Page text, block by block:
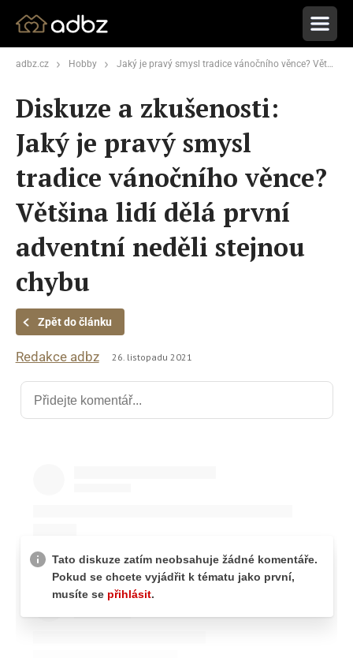
adbz.cz Hobby Jaký je pravý smysl tradice vánočního věnce? Většina lidí dělá první adventní neděli stejnou chybu
Diskuze a zkušenosti:
Jaký je pravý smysl
tradice vánočního věnce?
Většina lidí dělá první
adventní neděli stejnou
chybu
Zpět do článku
Redakce adbz 26. listopadu 2021